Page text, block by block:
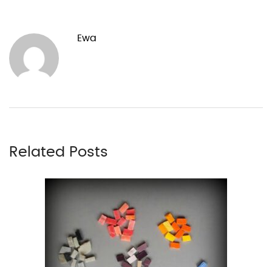
Ewa
Related Posts